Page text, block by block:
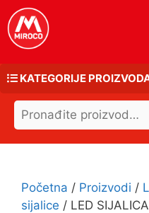
Skip
to
content
KATEGORIJE
Search
for: Led rasveta
Grejna i rashladna tela
Početna / Proizvodi /
sijalice / LED